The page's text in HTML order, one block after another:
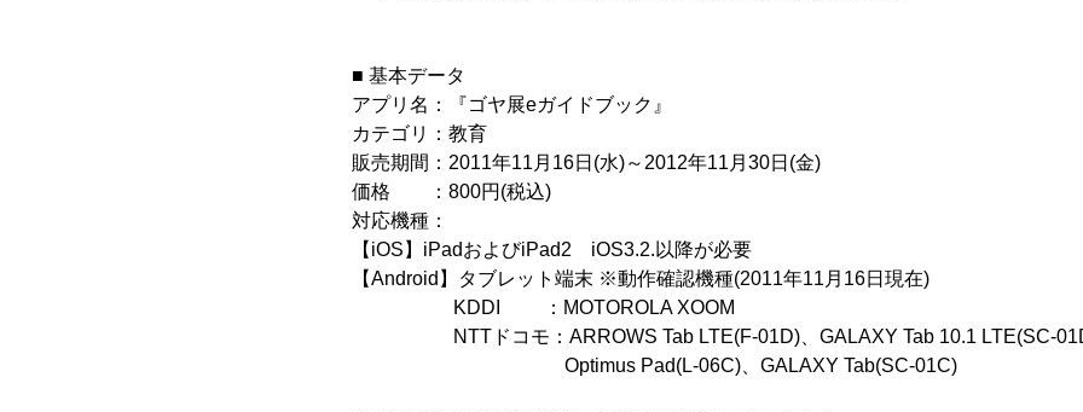
■ 基本データ
アプリ名：『ゴヤ展eガイドブック』
カテゴリ：教育
販売期間：2011年11月16日(水)～2012年11月30日(金)
価格 ：800円(税込)
対応機種：
【iOS】iPadおよびiPad2 iOS3.2.以降が必要
【Android】タブレット端末 ※動作確認機種(2011年11月16日現在)
KDDI ：MOTOROLA XOOM
NTTドコモ：ARROWS Tab LTE(F-01D)、GALAXY Tab 10.1 LTE(SC-
Optimus Pad(L-06C)、GALAXY Tab(SC-01C)